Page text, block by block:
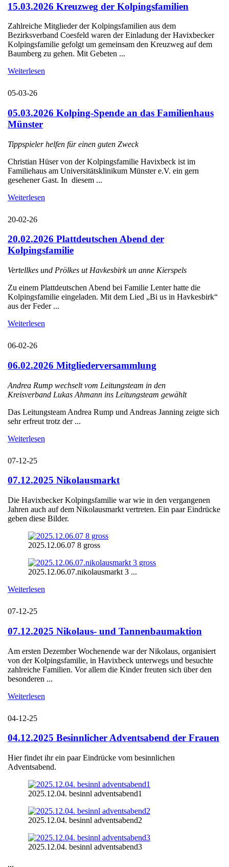
15.03.2026 Kreuzweg der Kolpingsfamilien
Zahlreiche Mitglieder der Kolpingsfamilien aus dem
Bezirksverband Coesfeld waren der Einladung der Havixbecker
Kolpingsfamilie gefolgt um gemeinsam den Kreuzweg auf dem
Baumberg zu gehen. Mit Gebeten ...
Weiterlesen
05-03-26
05.03.2026 Kolping-Spende an das Familienhaus
Münster
Tippspieler helfen für einen guten Zweck
Christian Hüser von der Kolpingsfamilie Havixbeck ist im
Familiehaus am Universitätsklinikum Münster e.V. ein gern
gesehener Gast. In diesem ...
Weiterlesen
20-02-26
20.02.2026 Plattdeutschen Abend der
Kolpingsfamilie
Vertellkes und Prölkes ut Havkesbirk un anne Kierspels
Zu einem Plattdeutschen Abend bei Familie Lenter hatte die
Kolpingsfamilie eingeladen. Mit dem Lied „Bi us in Havkesbirk“
aus der Feder ...
Weiterlesen
06-02-26
06.02.2026 Mitgliederversammlung
Andrea Rump wechselt vom Leitungsteam in den
Kreisverband Lukas Ahmann ins Leitungsteam gewählt
Das Leitungsteam Andrea Rump und Andreas Janning zeigte sich
sehr erfreut trotz der ...
Weiterlesen
07-12-25
07.12.2025 Nikolausmarkt
Die Havixbecker Kolpingsfamilie war wie in den vergangenen
Jahren auch auf dem Nikolausmarkt vertreten. Ein paar Eindrücke
geben diese Bilder.
2025.12.06.07 8 gross
2025.12.06.07.nikolausmarkt 3 ...
Weiterlesen
07-12-25
07.12.2025 Nikolaus- und Tannenbaumaktion
Am ersten Dezember Wochenende war der Nikolaus, organisiert
von der Kolpingsfamilie, in Havixbeck unterwegs und besuchte
zahlreiche Familien. Vor allem die Kinder freuten sich über den
besonderen ...
Weiterlesen
04-12-25
04.12.2025 Besinnlicher Adventsabend der Frauen
Hier findet ihr ein paar Eindrücke vom besinnlichen
Adventsabend.
2025.12.04. besinnl adventsabend1
2025.12.04. besinnl adventsabend2
2025.12.04. besinnl adventsabend3
...